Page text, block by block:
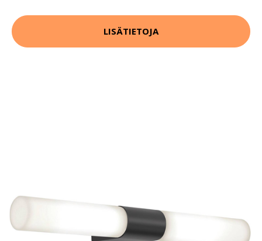
LISÄTIETOJA